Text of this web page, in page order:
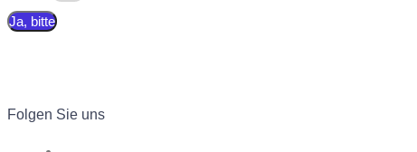
Ja, bitte
Folgen Sie uns